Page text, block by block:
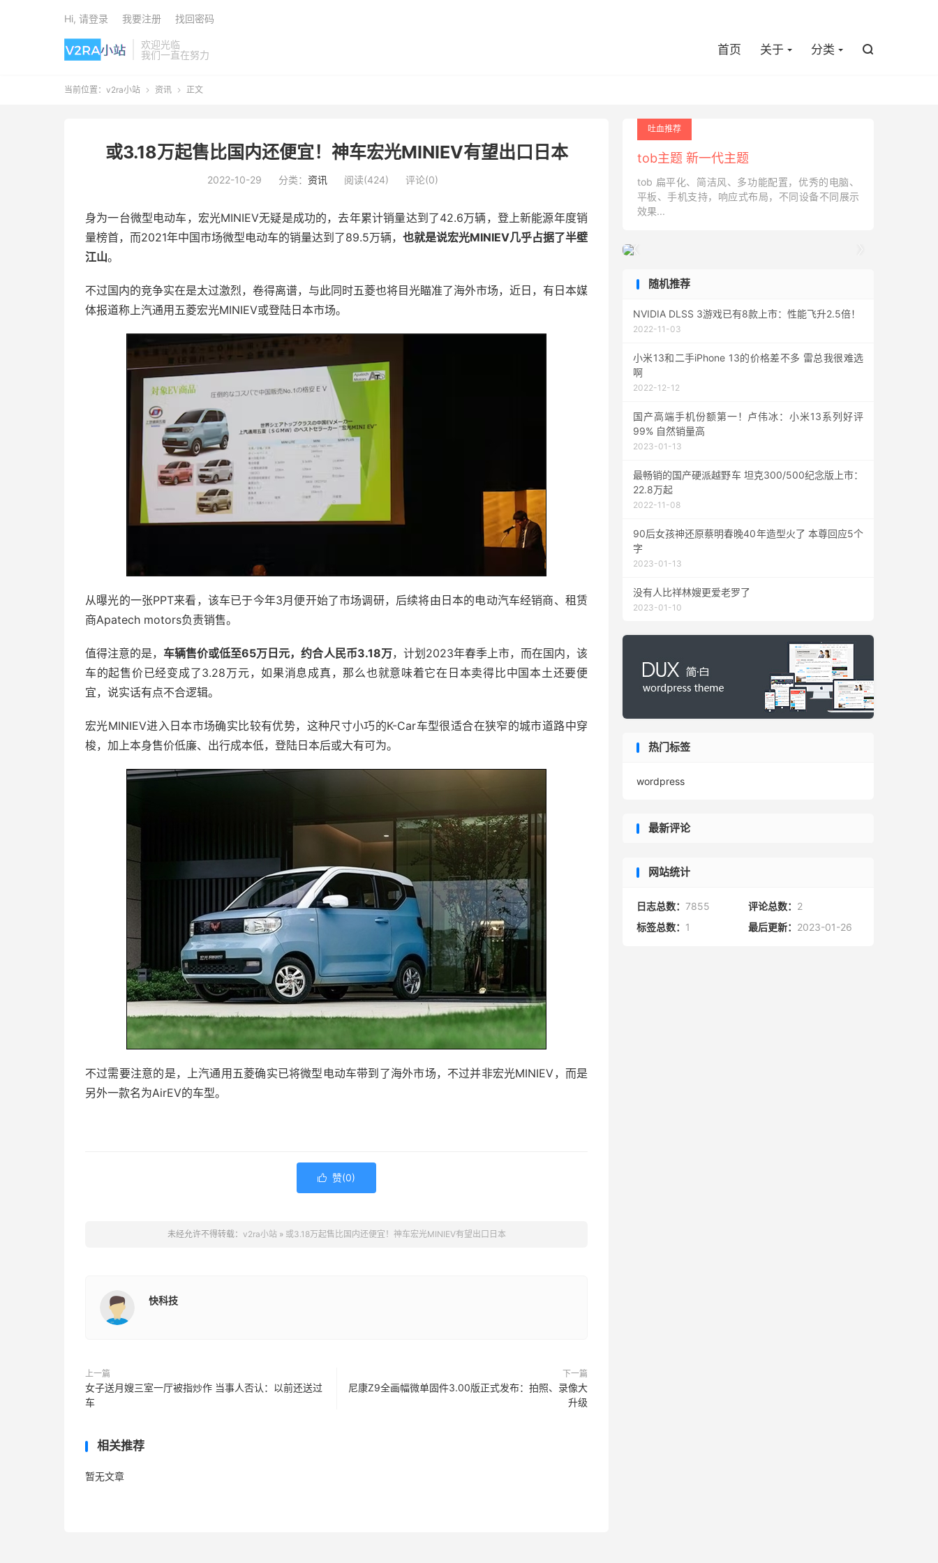
欢迎光临
我们一直在努力
首页 关于 分类 
Hi, 请登录 我要注册 找回密码
当前位置： v2ra小站  资讯  正文
或3.18万起售比国内还便宜！神车宏光MINIEV有望出口日本
2022-10-29 分类： 资讯 阅读(424) 评论(0)
身为一台微型电动车，宏光MINIEV无疑是成功的，去年累计销量达到了42.6万辆，登上新能源年度销
量榜首，而2021年中国市场微型电动车的销量达到了89.5万辆， 也就是说宏光MINIEV几乎占据了半壁
江山。
不过国内的竞争实在是太过激烈，卷得离谱，与此同时五菱也将目光瞄准了海外市场，近日，有日本媒
体报道称上汽通用五菱宏光MINIEV或登陆日本市场。
从曝光的一张PPT来看，该车已于今年3月便开始了市场调研，后续将由日本的电动汽车经销商、租赁
商Apatech motors负责销售。
值得注意的是， 车辆售价或低至65万日元，约合人民币3.18万，计划2023年春季上市，而在国内，该
车的起售价已经变成了3.28万元，如果消息成真，那么也就意味着它在日本卖得比中国本土还要便
宜，说实话有点不合逻辑。
宏光MINIEV进入日本市场确实比较有优势，这种尺寸小巧的K-Car车型很适合在狭窄的城市道路中穿
梭，加上本身售价低廉、出行成本低，登陆日本后或大有可为。
不过需要注意的是，上汽通用五菱确实已将微型电动车带到了海外市场，不过并非宏光MINIEV，而是
另外一款名为AirEV的车型。
 赞(0)
未经允许不得转载： v2ra小站» 或3.18万起售比国内还便宜！神车宏光MINIEV有望出口日本
快科技
上一篇
女子送月嫂三室一厅被指炒作 当事人否认：以前还送过
车
下一篇
尼康Z9全画幅微单固件3.00版正式发布：拍照、录像大
升级
相关推荐
暂无文章
吐血推荐
tob主题 新一代主题
tob 扁平化、简洁风、多功能配置，优秀的电脑、
平板、手机支持，响应式布局，不同设备不同展示
效果...

随机推荐
NVIDIA DLSS 3游戏已有8款上市：性能飞升2.5倍！
2022-11-03
小米13和二手iPhone 13的价格差不多 雷总我很难选
啊
2022-12-12
国产高端手机份额第一！卢伟冰：小米13系列好评
99% 自然销量高
2023-01-13
最畅销的国产硬派越野车 坦克300/500纪念版上市：
22.8万起
2022-11-08
90后女孩神还原蔡明春晚40年造型火了 本尊回应5个
字
2023-01-13
没有人比祥林嫂更爱老罗了
2023-01-10
热门标签
wordpress
最新评论
网站统计
日志总数： 7855 评论总数： 2
标签总数： 1 最后更新： 2023-01-26